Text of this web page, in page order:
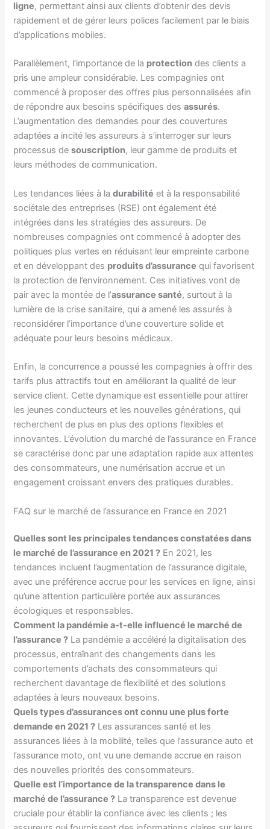
ligne, permettant ainsi aux clients d’obtenir des devis
rapidement et de gérer leurs polices facilement par le biais
d’applications mobiles.
Parallèlement, l’importance de la protection des clients a
pris une ampleur considérable. Les compagnies ont
commencé à proposer des offres plus personnalisées afin
de répondre aux besoins spécifiques desassurés.
L’augmentation des demandes pour des couvertures
adaptées a incité les assureurs à s’interroger sur leurs
processus desouscription, leur gamme de produits et
leurs méthodes de communication.
Les tendances liées à ladurabilité et à la responsabilité
sociétale des entreprises (RSE) ont également été
intégrées dans les stratégies des assureurs. De
nombreuses compagnies ont commencé à adopter des
politiques plus vertes en réduisant leur empreinte carbone
et en développant des produits d’assurance qui favorisent
la protection de l’environnement. Ces initiatives vont de
pair avec la montée de l’assurance santé, surtout à la
lumière de la crise sanitaire, qui a amené les assurés à
reconsidérer l’importance d’une couverture solide et
adéquate pour leurs besoins médicaux.
Enfin, la concurrence a poussé les compagnies à offrir des
tarifs plus attractifs tout en améliorant la qualité de leur
service client. Cette dynamique est essentielle pour attirer
les jeunes conducteurs et les nouvelles générations, qui
recherchent de plus en plus des options flexibles et
innovantes. L’évolution du marché de l’assurance en France
se caractérise donc par une adaptation rapide aux attentes
des consommateurs, une numérisation accrue et un
engagement croissant envers des pratiques durables.
FAQ sur le marché de l’assurance en France en 2021
Quelles sont les principales tendances constatées dans
le marché de l’assurance en 2021 ? En 2021, les
tendances incluent l’augmentation de l’assurance digitale,
avec une préférence accrue pour les services en ligne, ainsi
qu’une attention particulière portée aux assurances
écologiques et responsables.
Comment la pandémie a-t-elle influencé le marché de
l’assurance ? La pandémie a accéléré la digitalisation des
processus, entraînant des changements dans les
comportements d’achats des consommateurs qui
recherchent davantage de flexibilité et des solutions
adaptées à leurs nouveaux besoins.
Quels types d’assurances ont connu une plus forte
demande en 2021 ? Les assurances santé et les
assurances liées à la mobilité, telles que l’assurance auto et
l’assurance moto, ont vu une demande accrue en raison
des nouvelles priorités des consommateurs.
Quelle est l’importance de la transparence dans le
marché de l’assurance ? La transparence est devenue
cruciale pour établir la confiance avec les clients ; les